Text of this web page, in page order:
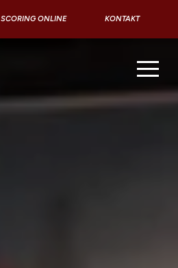
SCORING ONLINE KONTAKT